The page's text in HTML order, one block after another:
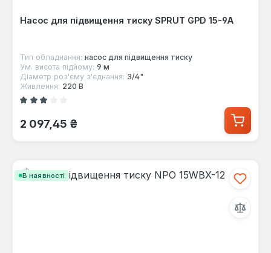
Насос для підвищення тиску SPRUT GPD 15-9А
Тип обладнання: насос для підвищення тиску
Ум. висота підйому: 9 м
Діаметр роз'єму з'єднання: 3/4"
Живлення: 220 В
Середня оцінка 3 з 5 зірок
Звичайна ціна:
2 097,45 ₴
В наявності